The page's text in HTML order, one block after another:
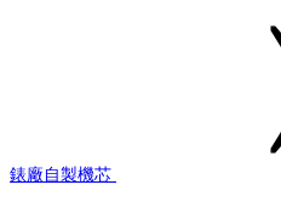
錶廠自製機芯